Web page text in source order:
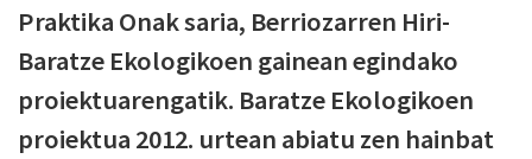
Praktika Onak saria, Berriozarren Hiri-
Baratze Ekologikoen gainean egindako
proiektuarengatik. Baratze Ekologikoen
proiektua 2012. urtean abiatu zen hainbat